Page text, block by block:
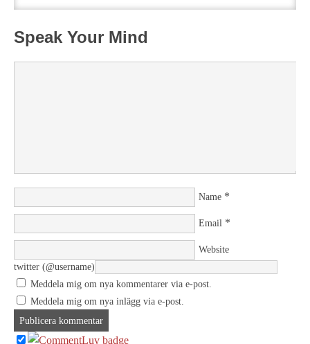
Speak Your Mind
Name *
Email *
Website
twitter (@username)
Meddela mig om nya kommentarer via e-post.
Meddela mig om nya inlägg via e-post.